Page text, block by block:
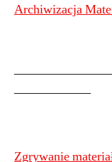
Archiwizacja
——————
Zgrywanie